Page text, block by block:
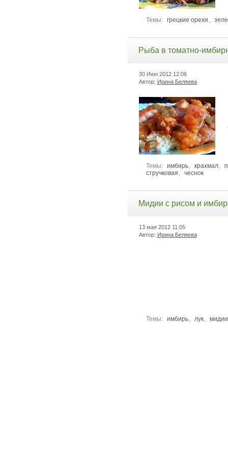
Темы: грецкие орехи ,
Рыба в томатно-
30 Июн 2012 12:06
Автор: Ирина Беляева
Темы: имбирь, крахмал,
стручковая , чеснок
Мидии с рисом и
13 мая 2012 11:05
Автор: Ирина Беляева
Темы: имбирь, лук, мидии